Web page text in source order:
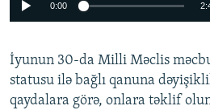
0:00
İyunun 30-da Milli Məclis
statusu ilə bağlı qanuna
qaydalara görə, onlara təklif